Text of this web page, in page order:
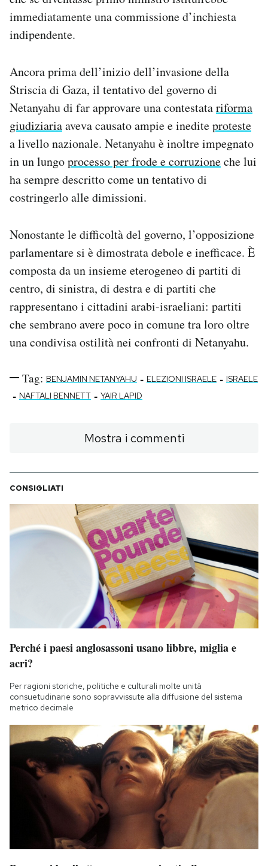
immediatamente una commissione d’inchiesta
indipendente.
Ancora prima dell’inizio dell’invasione della
Striscia di Gaza, il tentativo del governo di
Netanyahu di far approvare una contestatariforma
giudiziariaaveva causato ampie e inediteproteste
a livello nazionale. Netanyahu è inoltre impegnato
in un lungoprocesso per frode e corruzioneche lui
ha sempre descritto come un tentativo di
costringerlo alle dimissioni.
Nonostante le difficoltà del governo, l’opposizione
parlamentare si è dimostrata debole e inefficace. È
composta da un insieme eterogeneo di partiti di
centro, di sinistra, di destra e di partiti che
rappresentano i cittadini arabi-israeliani: partiti
che sembrano avere poco in comune tra loro oltre
una condivisa ostilità nei confronti di Netanyahu.
Tag: BENJAMIN NETANYAHU - ELEZIONI ISRAELE - ISRAELE
- NAFTALI BENNETT - YAIR LAPID
Mostra i commenti
CONSIGLIATI
Perché i paesi anglosassoni usano libbre, miglia e
acri?
Per ragioni storiche, politiche e culturali molte unità
consuetudinarie sono sopravvissute alla diffusione del sistema
metrico decimale